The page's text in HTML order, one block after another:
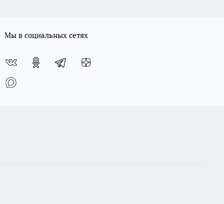
Мы в социальных сетях